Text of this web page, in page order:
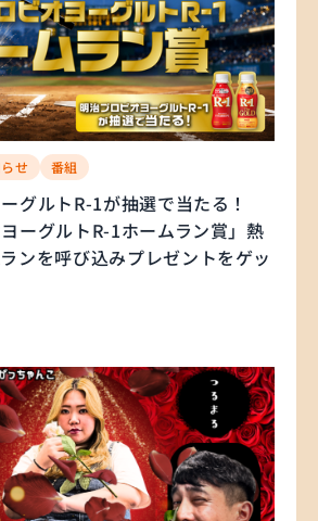
せ 番組
グルトR-1が抽選で当たる！
ヨーグルトR-1ホームラン賞」熱
ンを呼び込みプレゼントをゲッ